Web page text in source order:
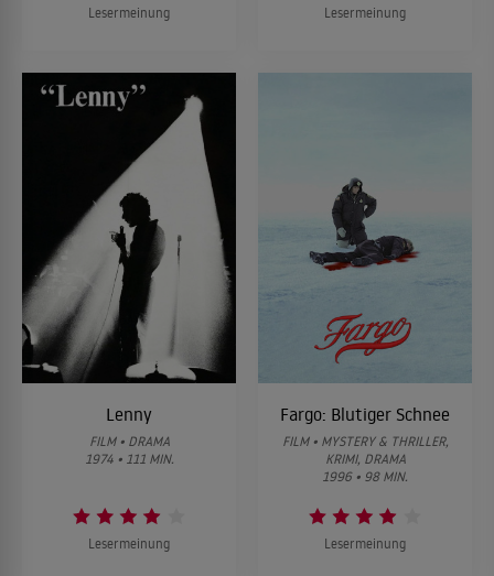
Lesermeinung Lesermeinung
Lenny
FILM • DRAMA
1974 • 111 MIN.
Lesermeinung
Fargo: Blutiger Schnee
FILM • MYSTERY & THRILLER,
KRIMI, DRAMA
1996 • 98 MIN.
Lesermeinung